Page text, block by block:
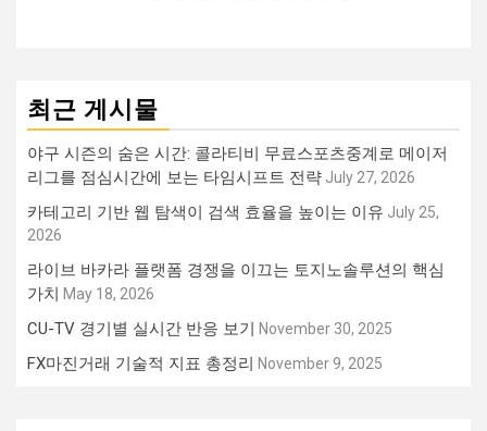
최근 게시물
야구 시즌의 숨은 시간: 콜라티비 무료스포츠중계로 메이저
리그를 점심시간에 보는 타임시프트 전략 July 27, 2026
카테고리 기반 웹 탐색이 검색 효율을 높이는 이유 July 25,
2026
라이브 바카라 플랫폼 경쟁을 이끄는 토지노솔루션의 핵심
가치 May 18, 2026
CU-TV 경기별 실시간 반응 보기 November 30, 2025
FX마진거래 기술적 지표 총정리 November 9, 2025